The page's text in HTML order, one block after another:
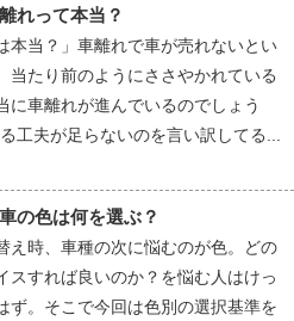
れって本当？
本当？」車離れで車が売れないとい
当たり前のようにささやかれている
に車離れが進んでいるのでしょう
工夫が足らないのを言い訳してる...
の色は何を選ぶ？
え時、車種の次に悩むのが色。どの
スすれば良いのか？を悩む人はけっ
ず。そこで今回は色別の選択基準を